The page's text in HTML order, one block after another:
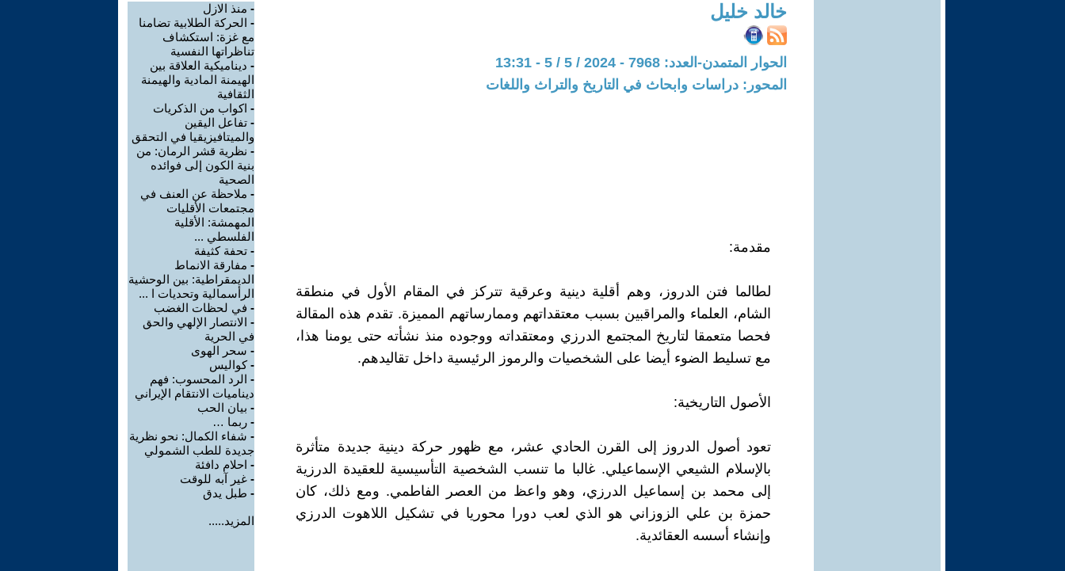
خالد خليل
الحوار المتمدن-العدد: 7968 - 2024 / 5 / 5 - 13:31
المحور: دراسات وابحاث في التاريخ والتراث واللغات
مقدمة:
لطالما فتن الدروز، وهم أقلية دينية وعرقية تتركز في المقام الأول في منطقة
الشام، العلماء والمراقبين بسبب معتقداتهم وممارساتهم المميزة. تقدم هذه المقالة
فحصا متعمقا لتاريخ المجتمع الدرزي ومعتقداته ووجوده منذ نشأته حتى يومنا هذا،
مع تسليط الضوء أيضا على الشخصيات والرموز الرئيسية داخل تقاليدهم.
الأصول التاريخية:
تعود أصول الدروز إلى القرن الحادي عشر، مع ظهور حركة دينية جديدة متأثرة
بالإسلام الشيعي الإسماعيلي. غالبا ما تنسب الشخصية التأسيسية للعقيدة الدرزية
إلى محمد بن إسماعيل الدرزي، وهو واعظ من العصر الفاطمي. ومع ذلك، كان
حمزة بن علي الزوزاني هو الذي لعب دورا محوريا في تشكيل اللاهوت الدرزي
وإنشاء أسسه العقائدية.
- منذ الازل
- الحركة الطلابية تضامنا
مع غزة: استكشاف
تناظراتها النفسية
- ديناميكية العلاقة بين
الهيمنة المادية والهيمنة
الثقافية
- اكواب من الذكريات
- تفاعل اليقين
والميتافيزيقيا في التحقق
- نظرية قشر الرمان: من
بنية الكون إلى فوائده
الصحية
- ملاحظة عن العنف في
مجتمعات الأقليات
المهمشة: الأقلية
الفلسطي ...
- تحفة كثيفة
- مفارقة الانماط
الديمقراطية: بين الوحشية
الرأسمالية وتحديات ا ...
- في لحظات الغضب
- الانتصار الإلهي والحق
في الحرية
- سحر الهوى
-كواليس
- الرد المحسوب: فهم
ديناميات الانتقام الإيراني
- بيان الحب
- ربما …
- شفاء الكمال: نحو نظرية
جديدة للطب الشمولي
- احلام دافئة
- غير آبه للوقت
- طبل يدق
المزيد.....